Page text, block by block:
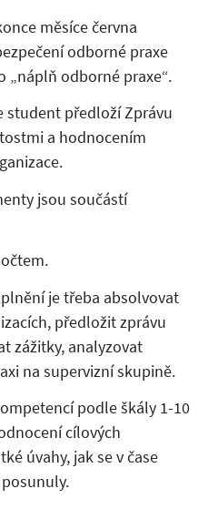
měsíce června
odborné praxe
„náplň odborné praxe“.
student předloží Zprávu
a hodnocením
jsou součástí
je třeba absolvovat
předložit zprávu
zážitky, analyzovat
na supervizní skupině.
podle škály 1-10
cílových
úvahy, jak se v čase